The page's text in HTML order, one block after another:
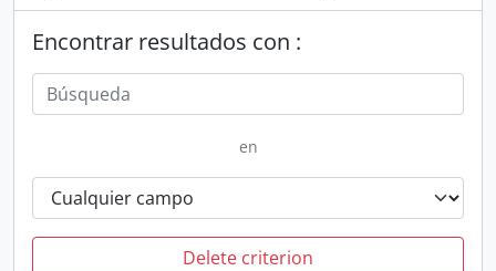
Encontrar resultados con :
en
Delete criterion